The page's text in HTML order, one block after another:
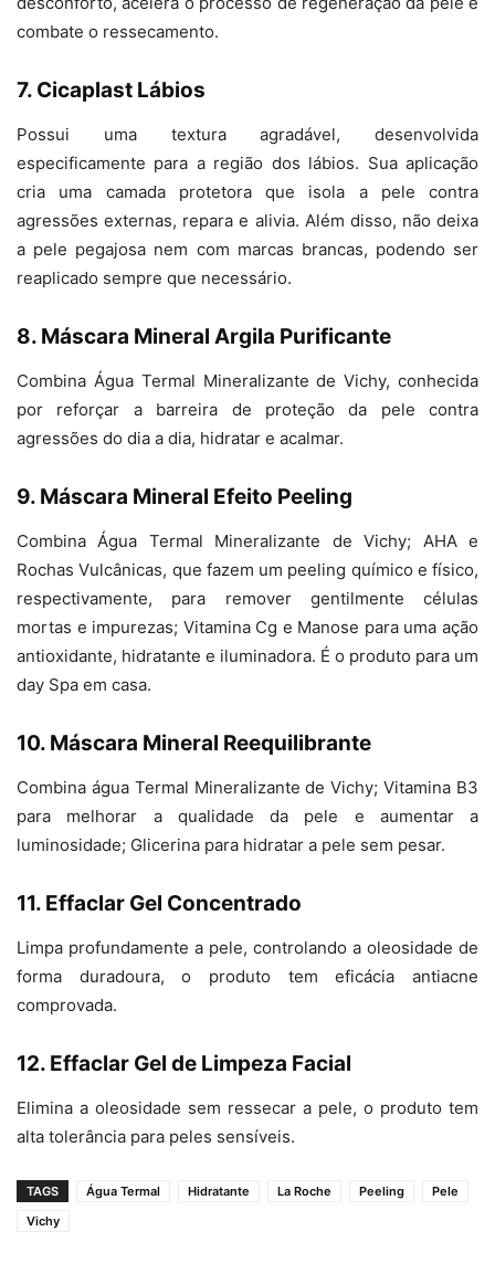
combate o ressecamento.
7. Cicaplast Lábios
Possui uma textura agradável, desenvolvida
especificamente para a região dos lábios. Sua aplicação
cria uma camada protetora que isola a pele contra
agressões externas, repara e alivia. Além disso, não deixa
a pele pegajosa nem com marcas brancas, podendo ser
reaplicado sempre que necessário.
8. Máscara Mineral Argila Purificante
Combina Água Termal Mineralizante de Vichy, conhecida
por reforçar a barreira de proteção da pele contra
agressões do dia a dia, hidratar e acalmar.
9. Máscara Mineral Efeito Peeling
Combina Água Termal Mineralizante de Vichy; AHA e
Rochas Vulcânicas, que fazem um peeling químico e físico,
respectivamente, para remover gentilmente células
mortas e impurezas; Vitamina Cg e Manose para uma ação
antioxidante, hidratante e iluminadora. É o produto para um
day Spa em casa.
10. Máscara Mineral Reequilibrante
Combina água Termal Mineralizante de Vichy; Vitamina B3
para melhorar a qualidade da pele e aumentar a
luminosidade; Glicerina para hidratar a pele sem pesar.
11. Effaclar Gel Concentrado
Limpa profundamente a pele, controlando a oleosidade de
forma duradoura, o produto tem eficácia antiacne
comprovada.
12. Effaclar Gel de Limpeza Facial
Elimina a oleosidade sem ressecar a pele, o produto tem
alta tolerância para peles sensíveis.
TAGS Água Termal Hidratante La Roche Peeling
Pele
Vichy